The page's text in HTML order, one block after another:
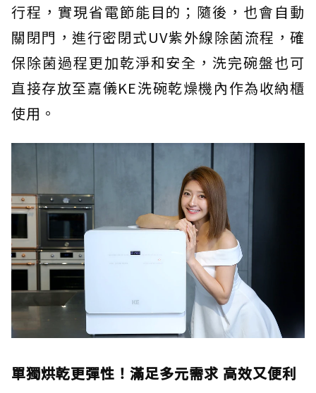
行程，實現省電節能目的；隨後，也會自動
關閉門，進行密閉式UV紫外線除菌流程，確
保除菌過程更加乾淨和安全，洗完碗盤也可
直接存放至嘉儀KE洗碗乾燥機內作為收納櫃
使用。
單獨烘乾更彈性！滿足多元需求 高效又便利